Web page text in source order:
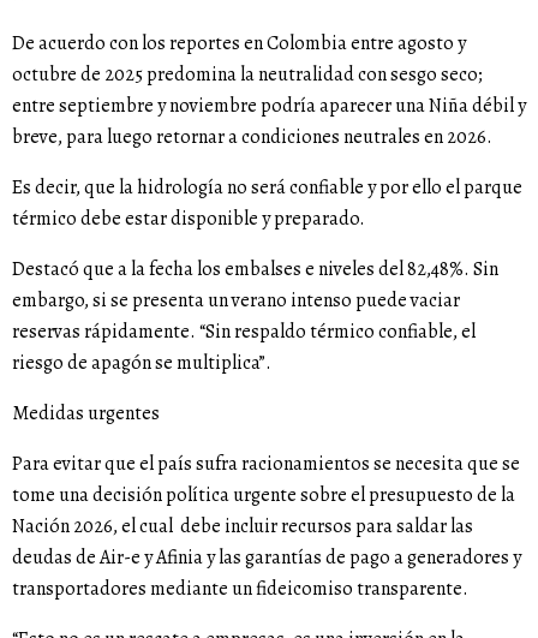
De acuerdo con los reportes en Colombia entre agosto y
octubre de 2025 predomina la neutralidad con sesgo seco;
entre septiembre y noviembre podría aparecer una Niña débil y
breve, para luego retornar a condiciones neutrales en 2026.
Es decir, que la hidrología no será confiable y por ello el parque
térmico debe estar disponible y preparado.
Destacó que a la fecha los embalses e niveles del 82,48%. Sin
embargo, si se presenta un verano intenso puede vaciar
reservas rápidamente. “Sin respaldo térmico confiable, el
riesgo de apagón se multiplica”.
Medidas urgentes
Para evitar que el país sufra racionamientos se necesita que se
tome una decisión política urgente sobre el presupuesto de la
Nación 2026, el cual debe incluir recursos para saldar las
deudas de Air-e y Afinia y las garantías de pago a generadores y
transportadores mediante un fideicomiso transparente.